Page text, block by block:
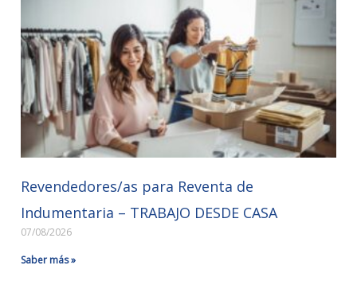
Revendedores/as para Reventa de
Indumentaria – TRABAJO DESDE CASA
07/08/2026
Saber más »